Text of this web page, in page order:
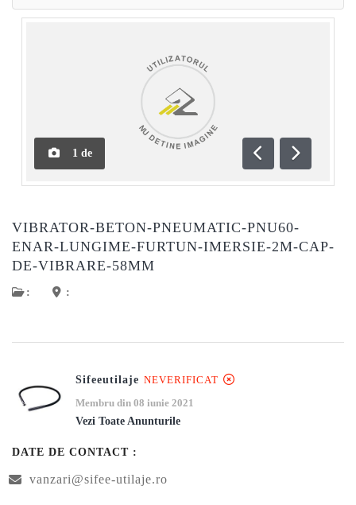
1 de
Anterioară
VIBRATOR-BETON-PNEUMATIC-PNU60-
ENAR-LUNGIME-FURTUN-IMERSIE-2M-CAP-
DE-VIBRARE-58MM
: :
Sifeeutilaje NEVERIFICAT
Membru din 08 iunie 2021
Vezi Toate Anunturile
DATE DE CONTACT :
vanzari@sifee-utilaje.ro